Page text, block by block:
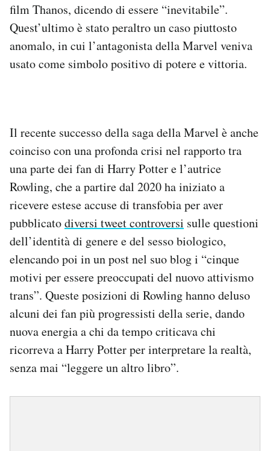
film Thanos, dicendo di essere “inevitabile”.
Quest’ultimo è stato peraltro un caso piuttosto
anomalo, in cui l’antagonista della Marvel veniva
usato come simbolo positivo di potere e vittoria.
Il recente successo della saga della Marvel è anche
coinciso con una profonda crisi nel rapporto tra
una parte dei fan di Harry Potter e l’autrice
Rowling, che a partire dal 2020 ha iniziato a
ricevere estese accuse di transfobia per aver
pubblicatodiversi tweet controversi sulle questioni
dell’identità di genere e del sesso biologico,
elencando poi in un post nel suo blog i “cinque
motivi per essere preoccupati del nuovo attivismo
trans”. Queste posizioni di Rowling hanno deluso
alcuni dei fan più progressisti della serie, dando
nuova energia a chi da tempo criticava chi
ricorreva a Harry Potter per interpretare la realtà,
senza mai “leggere un altro libro”.